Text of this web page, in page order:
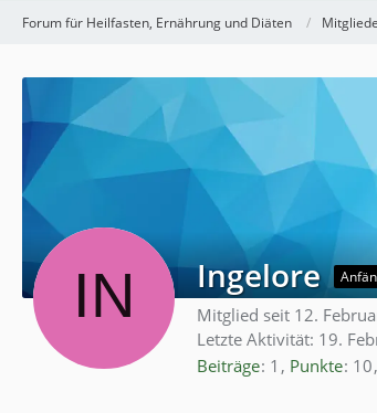
Forum für Heilfasten, Ernährung und Diäten
Ingelore
Mitglied seit 12.
Letzte Aktivität: 19.
Beiträge 1 Punkte 10